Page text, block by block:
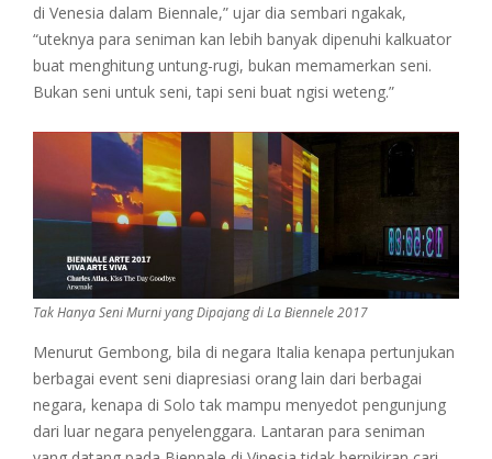
di Venesia dalam Biennale,” ujar dia sembari ngakak,
“uteknya para seniman kan lebih banyak dipenuhi kalkuator
buat menghitung untung-rugi, bukan memamerkan seni.
Bukan seni untuk seni, tapi seni buat ngisi weteng.”
Tak Hanya Seni Murni yang Dipajang di La Biennele 2017
Menurut Gembong, bila di negara Italia kenapa pertunjukan
berbagai event seni diapresiasi orang lain dari berbagai
negara, kenapa di Solo tak mampu menyedot pengunjung
dari luar negara penyelenggara. Lantaran para seniman